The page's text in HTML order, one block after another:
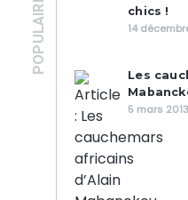
POPULAIRES
chics !
14
Les
5 mars 2013